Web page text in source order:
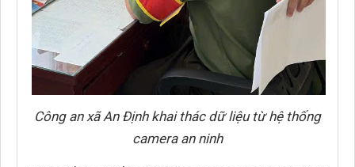
Công an xã An Định khai thác dữ liệu từ hệ thống
camera an ninh